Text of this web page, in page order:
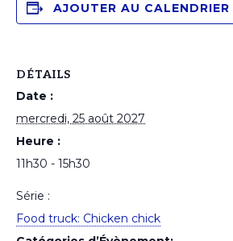
AJOUTER AU CALENDRIER
DÉTAILS
Date :
mercredi, 25 août 2027
Heure :
11h30 - 15h30
Série :
Food truck: Chicken chick